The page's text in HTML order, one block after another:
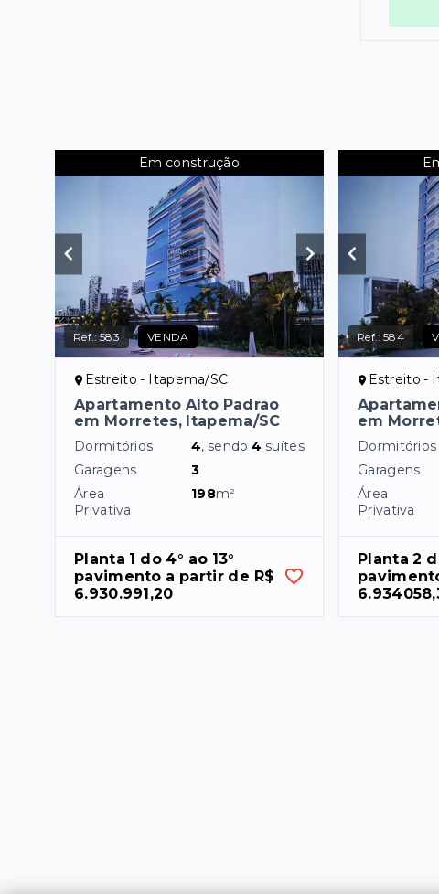
Em construção
Ref.:583 VENDA
Estreito - Itapema/SC
Apartamento Alto Padrão
em Morretes, Itapema/SC
Dormitórios 4, sendo4 suítes
Garagens
3
Área
Privativa
198m²
Planta 1 do 4° ao 13°
pavimento a partir de R$
6.930.991,20
Ref.:584
Estreito -
em
Dormitórios
Garagens
Área
Privativa
Planta 2